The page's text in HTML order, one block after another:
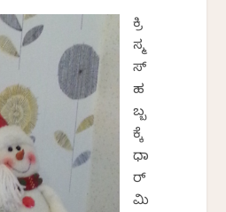
ಕ್ರಿ
ಸ್ಮ
ಸ್
ಹ
ಬ್ಬ
ಕ್ಕೆ
ಧಾ
ರ್
ಮಿ